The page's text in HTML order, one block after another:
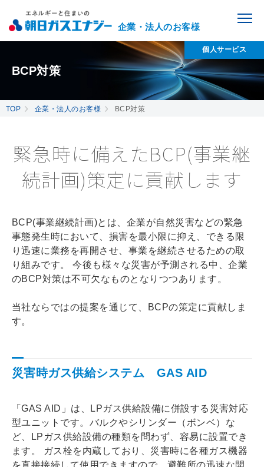
企業・法人のお客様
個人サービス
BCP対策
TOP 企業・法人のお客様 BCP対策
緊急時に備えたBCP(事業継
続計画)策定に貢献します
BCP(事業継続計画)とは、企業が自然災害などの緊急
事態発生時において、損害を最小限に抑え、できる限
り迅速に業務を再開させ、事業を継続させるための取
り組みです。 今後も様々な災害が予測される中、企業
のBCP対策は不可欠なものとなりつつあります。
当社ならではの提案を通じて、BCPの策定に貢献しま
す。
災害時ガス供給システム GAS AID
「GAS AID」は、LPガス供給設備に併設する災害対応
型ユニットです。バルクやシリンダー（ボンベ）な
ど、LPガス供給設備の種類を問わず、容易に設置でき
ます。 ガス栓を内蔵しており、災害時に各種ガス機器
を直接接続して使用できますので、避難所の迅速な開